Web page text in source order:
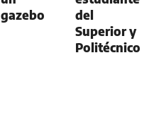
gazebo
del
Superior y
Politécnico